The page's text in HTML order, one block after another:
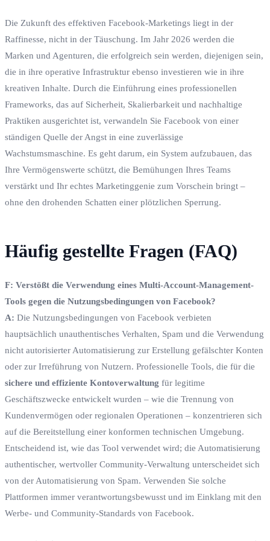
Die Zukunft des effektiven Facebook-Marketings liegt in der
Raffinesse, nicht in der Täuschung. Im Jahr 2026 werden die
Marken und Agenturen, die erfolgreich sein werden, diejenigen sein,
die in ihre operative Infrastruktur ebenso investieren wie in ihre
kreativen Inhalte. Durch die Einführung eines professionellen
Frameworks, das auf Sicherheit, Skalierbarkeit und nachhaltige
Praktiken ausgerichtet ist, verwandeln Sie Facebook von einer
ständigen Quelle der Angst in eine zuverlässige
Wachstumsmaschine. Es geht darum, ein System aufzubauen, das
Ihre Vermögenswerte schützt, die Bemühungen Ihres Teams
verstärkt und Ihr echtes Marketinggenie zum Vorschein bringt –
ohne den drohenden Schatten einer plötzlichen Sperrung.
Häufig gestellte Fragen (FAQ)
F: Verstößt die Verwendung eines Multi-Account-Management-
Tools gegen die Nutzungsbedingungen von Facebook?
A: Die Nutzungsbedingungen von Facebook verbieten
hauptsächlich unauthentisches Verhalten, Spam und die Verwendung
nicht autorisierter Automatisierung zur Erstellung gefälschter Konten
oder zur Irreführung von Nutzern. Professionelle Tools, die für die
sichere und effiziente Kontoverwaltung für legitime
Geschäftszwecke entwickelt wurden – wie die Trennung von
Kundenvermögen oder regionalen Operationen – konzentrieren sich
auf die Bereitstellung einer konformen technischen Umgebung.
Entscheidend ist, wie das Tool verwendet wird; die Automatisierung
authentischer, wertvoller Community-Verwaltung unterscheidet sich
von der Automatisierung von Spam. Verwenden Sie solche
Plattformen immer verantwortungsbewusst und im Einklang mit den
Werbe- und Community-Standards von Facebook.